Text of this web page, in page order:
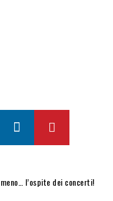
l’ospite dei concerti!